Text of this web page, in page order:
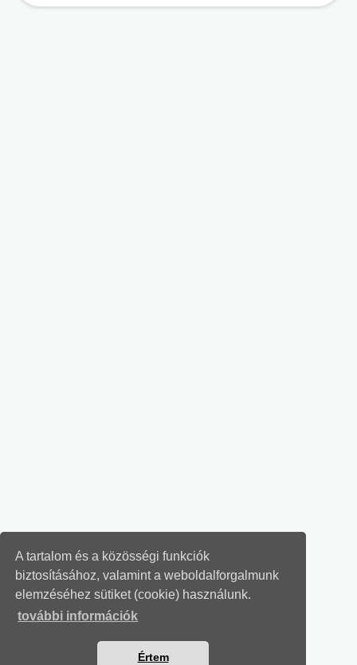
A tartalom és a közösségi funkciók
biztosításához, valamint a weboldalforgalmunk
elemzéséhez sütiket (cookie) használunk.
további információk
Értem